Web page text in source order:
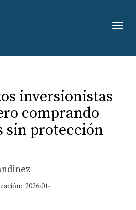
inversionistas
comprando
sin protección
2026-01-